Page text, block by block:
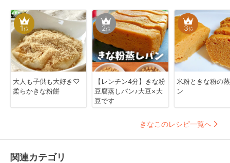
1位
大人も子供も大好き♡
柔らかきな粉餅
2位
【レンチン4分】きな粉
豆腐蒸しパン♪大豆×大
豆です
3位
米粉ときな粉の
ン
きなこのレシピ一覧へ
関連カテゴリ